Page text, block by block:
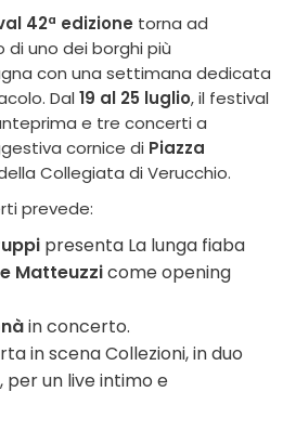
42ª edizione torna ad
uno dei borghi più
con una settimana dedicata
Dal 19 al 25 luglio, il festival
e tre concerti a
cornice di Piazza
Collegiata di Verucchio.
prevede:
presenta La lunga fiaba
Matteuzzicome opening
in concerto.
in scena Collezioni, in duo
, per un live intimo e